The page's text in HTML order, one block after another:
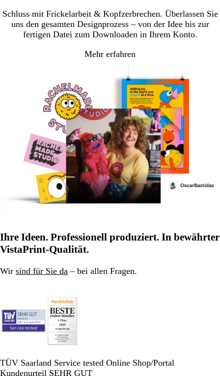
Schluss mit Frickelarbeit & Kopfzerbrechen. Überlassen Sie
uns den gesamten Designprozess – von der Idee bis zur
fertigen Datei zum Downloaden in Ihrem Konto.
Mehr erfahren
Ihre Ideen. Professionell produziert. In bewährter
VistaPrint-Qualität.
Wir sind für Sie da – bei allen Fragen.
TÜV Saarland Service tested Online Shop/Portal
Kundenurteil SEHR GUT